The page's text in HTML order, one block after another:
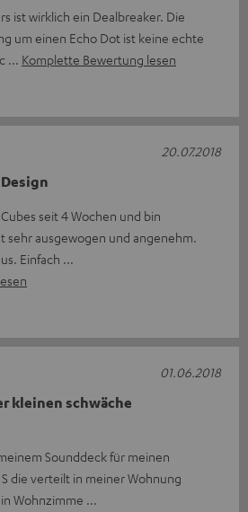
ist wirklich ein Dealbreaker. Die
um einen Echo Dot ist keine echte
Komplette Bewertung lesen
seit 4 Wochen und bin
sehr ausgewogen und angenehm.
Einfach
20.07.2018
kleinen schwäche
Sounddeck für meinen
die verteilt in meiner Wohnung
Wohnzimme
01.06.2018